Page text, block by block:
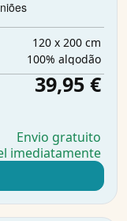
120 x 200 cm
100% algodão
39,95 €
Envio gratuito
imediatamente